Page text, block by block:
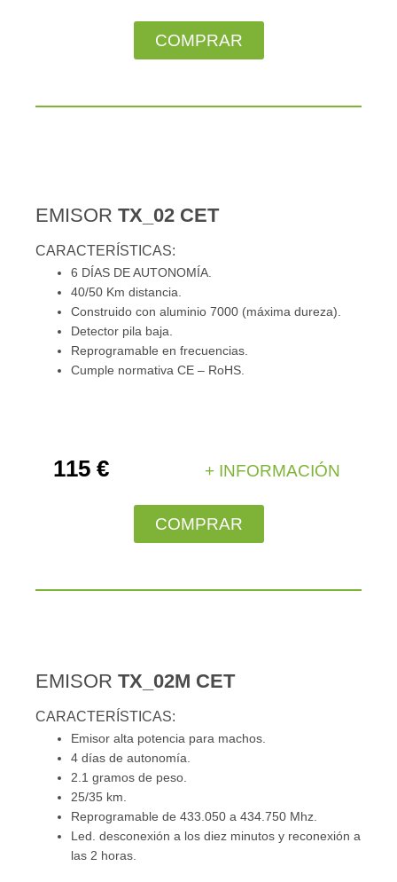
COMPRAR
EMISOR TX_02 CET
CARACTERÍSTICAS:
6 DÍAS DE AUTONOMÍA.
40/50 Km distancia.
Construido con aluminio 7000 (máxima dureza).
Detector pila baja.
Reprogramable en frecuencias.
Cumple normativa CE – RoHS.
115 € + INFORMACIÓN
COMPRAR
EMISOR TX_02M CET
CARACTERÍSTICAS:
Emisor alta potencia para machos.
4 días de autonomía.
2.1 gramos de peso.
25/35 km.
Reprogramable de 433.050 a 434.750 Mhz.
Led. desconexión a los diez minutos y reconexión a
las 2 horas.